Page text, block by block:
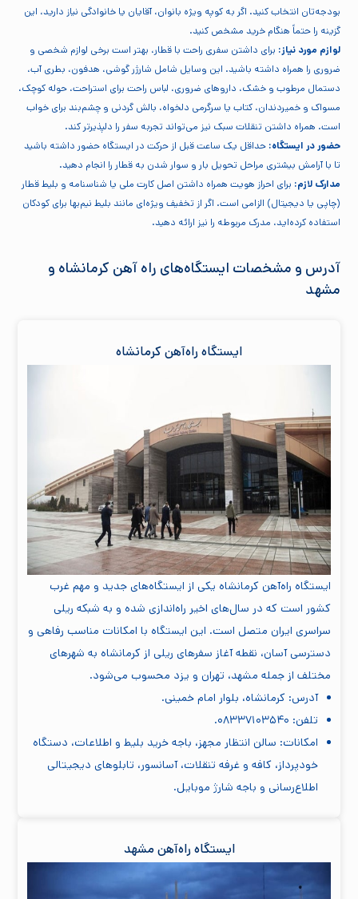
بودجه‌تان انتخاب کنید. اگر به کوپه ویژه بانوان، آقایان یا خانوادگی نیاز دارید، این
گزینه را حتماً هنگام خرید مشخص کنید.
لوازم مورد نیاز: برای داشتن سفری راحت با قطار، بهتر است برخی لوازم شخصی و
ضروری را همراه داشته باشید. این وسایل شامل شارژر گوشی، هدفون، بطری آب،
دستمال مرطوب و خشک، داروهای ضروری، لباس راحت برای استراحت، حوله کوچک،
مسواک و خمیردندان، کتاب یا سرگرمی دلخواه، بالش گردنی و چشم‌بند برای خواب
است. همراه داشتن تنقلات سبک نیز می‌تواند تجربه سفر را دلپذیرتر کند.
حضور در ایستگاه: حداقل یک ساعت قبل از حرکت در ایستگاه حضور داشته باشید
تا با آرامش بیشتری مراحل تحویل بار و سوار شدن به قطار را انجام دهید.
مدارک لازم: برای احراز هویت همراه داشتن اصل کارت ملی یا شناسنامه و بلیط قطار
(چاپی یا دیجیتال) الزامی است. اگر از تخفیف ویژه‌ای مانند بلیط نیم‌بها برای کودکان
استفاده کرده‌اید، مدرک مربوطه را نیز ارائه دهید.
آدرس و مشخصات ایستگاه‌های راه آهن کرمانشاه و
مشهد
ایستگاه راه‌آهن کرمانشاه
ایستگاه راه‌آهن کرمانشاه یکی از ایستگاه‌های جدید و مهم غرب
کشور است که در سال‌های اخیر راه‌اندازی شده و به شبکه ریلی
سراسری ایران متصل است. این ایستگاه با امکانات مناسب رفاهی و
دسترسی آسان، نقطه آغاز سفرهای ریلی از کرمانشاه به شهرهای
مختلف از جمله مشهد، تهران و یزد محسوب می‌شود.
آدرس: کرمانشاه، بلوار امام خمینی.
تلفن: ۰۸۳۳۷۱۰۳۵۴۰.
امکانات: سالن انتظار مجهز، باجه خرید بلیط و اطلاعات، دستگاه
خودپرداز، کافه و غرفه تنقلات، آسانسور، تابلوهای دیجیتالی
اطلاع‌رسانی و باجه شارژ موبایل.
ایستگاه راه‌آهن مشهد